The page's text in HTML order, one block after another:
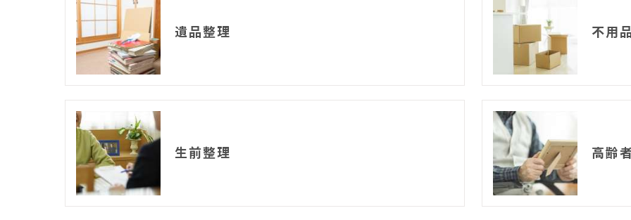
遺品整理 不用
生前整理 高齢者